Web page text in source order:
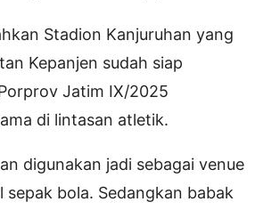
Stadion Kanjuruhan yang
Kepanjen sudah siap
Jatim IX/2025
di lintasan atletik.
digunakan jadi sebagai venue
bola. Sedangkan babak